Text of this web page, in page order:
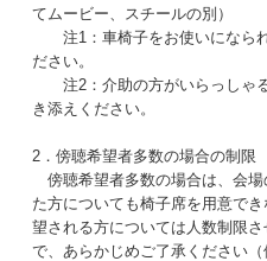
てムービー、スチールの別）
注1：車椅子をお使いになられ
ださい。
注2：介助の方がいらっしゃ
き添えください。
2．傍聴希望者多数の場合の制限
傍聴希望者多数の場合は、会
た方についても椅子席を用意で
望される方については人数制限
で、あらかじめご了承ください